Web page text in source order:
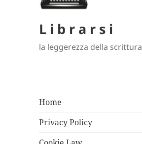
L i b r a r s i
la leggerezza della scrittura
Home
Privacy Policy